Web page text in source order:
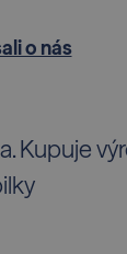
o nás
Kupuje